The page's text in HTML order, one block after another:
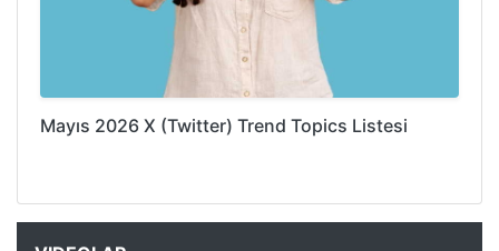
Mayıs 2026 X (Twitter) Trend Topics Listesi